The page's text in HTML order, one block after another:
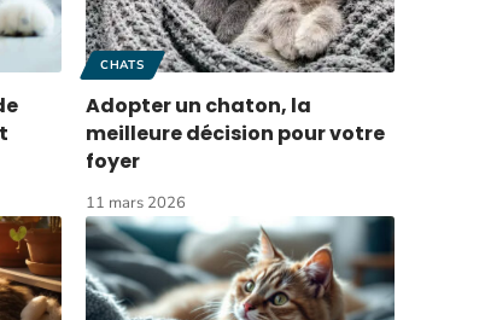
CHATS
Adopter un chaton, la
meilleure décision pour votre
foyer
11 mars 2026